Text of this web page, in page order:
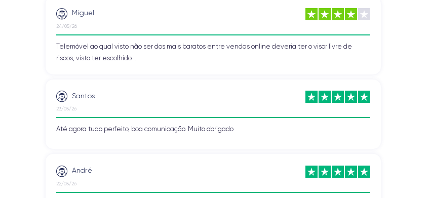
Miguel
24/05/26
Telemóvel ao qual visto não ser dos mais baratos entre vendas online deveria ter o visor livre de
riscos, visto ter escolhido ...
Santos
23/05/26
Até agora tudo perfeito, boa comunicação. Muito obrigado
André
22/05/26